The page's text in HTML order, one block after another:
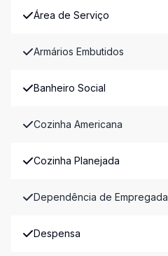
Área de Serviço
Armários Embutidos
Banheiro Social
Cozinha Americana
Cozinha Planejada
Dependência de Empregada
Despensa